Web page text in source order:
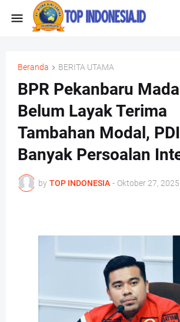
Beranda BERITA UTAMA
BPR Pekanbaru
Belum Layak Terima
Tambahan Modal,
Banyak Persoalan
by TOP INDONESIA - Oktober 27, 2025